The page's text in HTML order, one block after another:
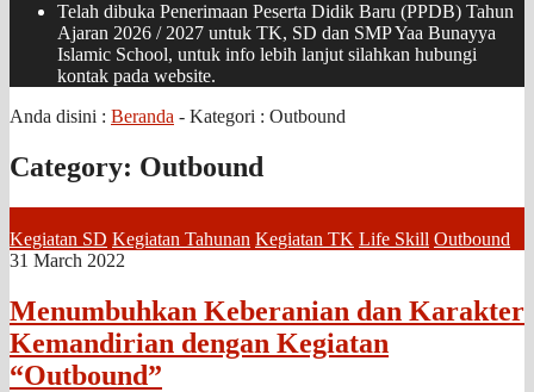
Telah dibuka Penerimaan Peserta Didik Baru (PPDB) Tahun
Ajaran 2026 / 2027 untuk TK, SD dan SMP Yaa Bunayya
Islamic School, untuk info lebih lanjut silahkan hubungi
kontak pada website.
Anda disini : Beranda - Kategori : Outbound
Category: Outbound
Kegiatan SD Kegiatan Tahunan Kegiatan TK Life Skill Outbound
31 March 2022
Menumbuhkan Keberanian dan Karakter
Kemandirian dengan Kegiatan
“Outbound”